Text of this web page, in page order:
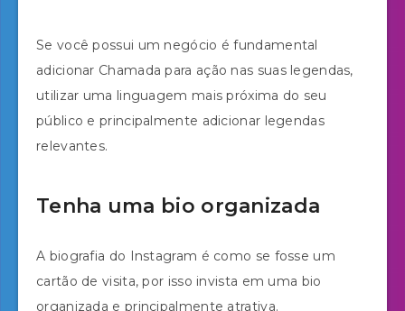
Se você possui um negócio é fundamental
adicionar Chamada para ação nas suas legendas,
utilizar uma linguagem mais próxima do seu
público e principalmente adicionar legendas
relevantes.
Tenha uma bio organizada
A biografia do Instagram é como se fosse um
cartão de visita, por isso invista em uma bio
organizada e principalmente atrativa.